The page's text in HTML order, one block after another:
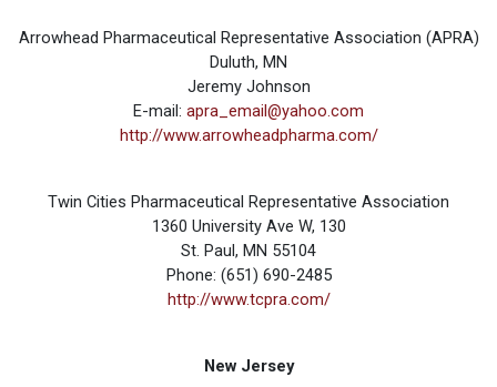
Arrowhead Pharmaceutical Representative Association (APRA)
Duluth, MN
Jeremy Johnson
E-mail: apra_email@yahoo.com
http://www.arrowheadpharma.com/
Twin Cities Pharmaceutical Representative Association
1360 University Ave W, 130
St. Paul, MN 55104
Phone: (651) 690-2485
http://www.tcpra.com/
New Jersey